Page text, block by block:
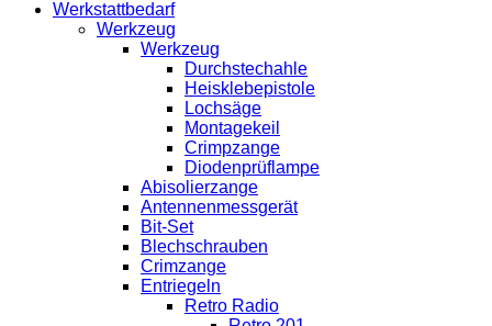
Werkstattbedarf
Werkzeug
Werkzeug
Durchstechahle
Heisklebepistole
Lochsäge
Montagekeil
Crimpzange
Diodenprüflampe
Abisolierzange
Antennenmessgerät
Bit-Set
Blechschrauben
Crimzange
Entriegeln
Retro Radio